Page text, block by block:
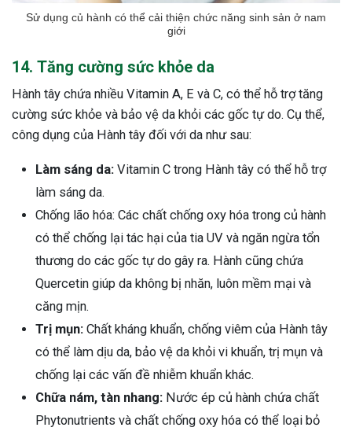
Sử dụng củ hành có thể cải thiện chức năng sinh sản ở nam
giới
14. Tăng cường sức khỏe da
Hành tây chứa nhiều Vitamin A, E và C, có thể hỗ trợ tăng
cường sức khỏe và bảo vệ da khỏi các gốc tự do. Cụ thể,
công dụng của Hành tây đối với da như sau:
Làm sáng da: Vitamin C trong Hành tây có thể hỗ trợ
làm sáng da.
Chống lão hóa: Các chất chống oxy hóa trong củ hành
có thể chống lại tác hại của tia UV và ngăn ngừa tổn
thương do các gốc tự do gây ra. Hành cũng chứa
Quercetin giúp da không bị nhăn, luôn mềm mại và
căng mịn.
Trị mụn: Chất kháng khuẩn, chống viêm của Hành tây
có thể làm dịu da, bảo vệ da khỏi vi khuẩn, trị mụn và
chống lại các vấn đề nhiễm khuẩn khác.
Chữa nám, tàn nhang: Nước ép củ hành chứa chất
Phytonutrients và chất chống oxy hóa có thể loại bỏ